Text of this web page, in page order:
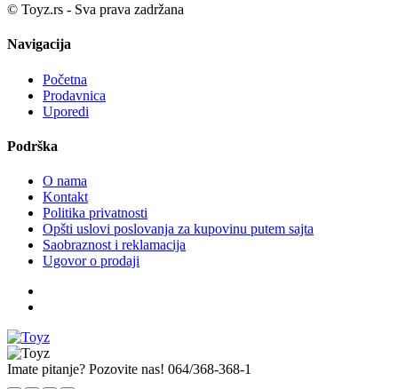
© Toyz.rs - Sva prava zadržana
Navigacija
Početna
Prodavnica
Uporedi
Podrška
O nama
Kontakt
Politika privatnosti
Opšti uslovi poslovanja za kupovinu putem sajta
Saobraznost i reklamacija
Ugovor o prodaji
Imate pitanje? Pozovite nas! 064/368-368-1